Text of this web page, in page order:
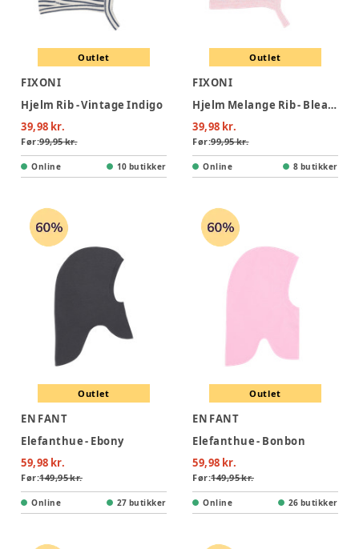
Outlet
FIXONI
Hjelm Rib - Vintage Indigo
39,98 kr.
Før:99,95 kr.
Online 10 butikker
Outlet
FIXONI
Hjelm Melange Rib - Bleached Mauve Melange
39,98 kr.
Før:99,95 kr.
Online 8 butikker
Outlet
EN FANT
Elefanthue - Ebony
59,98 kr.
Før:149,95 kr.
Online 27 butikker
Outlet
EN FANT
Elefanthue - Bonbon
59,98 kr.
Før:149,95 kr.
Online 26 butikker